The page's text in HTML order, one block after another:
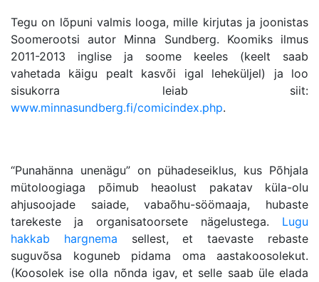
Tegu on lõpuni valmis looga, mille kirjutas ja joonistas
Soomerootsi autor Minna Sundberg. Koomiks ilmus
2011-2013 inglise ja soome keeles (keelt saab
vahetada käigu pealt kasvõi igal leheküljel) ja loo
sisukorra leiab siit:
www.minnasundberg.fi/comicindex.php.
“Punahänna unenägu” on pühadeseiklus, kus Põhjala
mütoloogiaga põimub heaolust pakatav küla-olu
ahjusoojade saiade, vabaõhu-söömaaja, hubaste
tarekeste ja organisatoorsete nägelustega. Lugu
hakkab hargnema sellest, et taevaste rebaste
suguvõsa koguneb pidama oma aastakoosolekut.
(Koosolek ise olla nõnda igav, et selle saab üle elada